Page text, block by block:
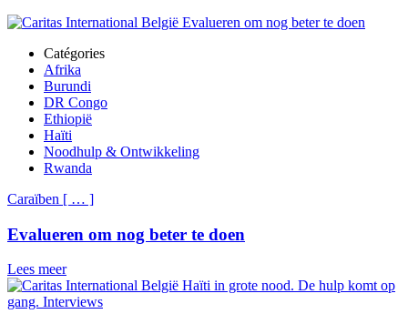
Catégories
Afrika
Burundi
DR Congo
Ethiopië
Haïti
Noodhulp & Ontwikkeling
Rwanda
Caraïben [ … ]
Evalueren om nog beter te doen
Lees meer